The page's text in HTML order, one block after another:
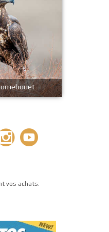
vos achats: